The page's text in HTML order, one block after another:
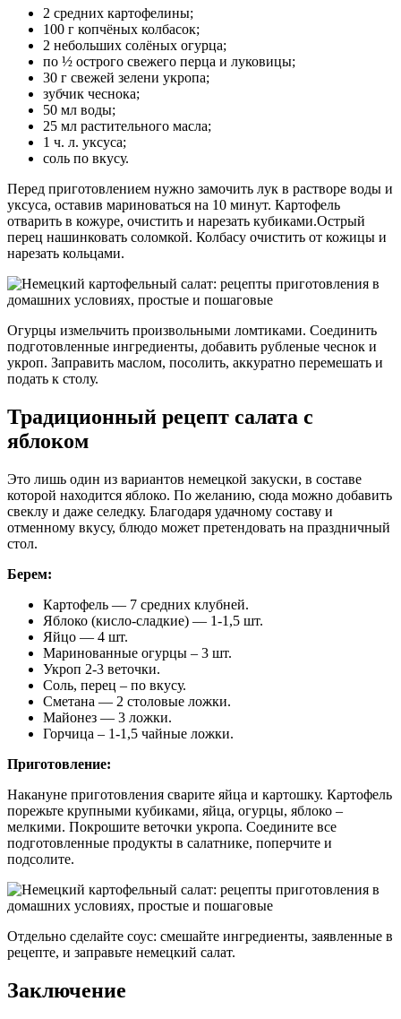
2 средних картофелины;
100 г копчёных колбасок;
2 небольших солёных огурца;
по ½ острого свежего перца и луковицы;
30 г свежей зелени укропа;
зубчик чеснока;
50 мл воды;
25 мл растительного масла;
1 ч. л. уксуса;
соль по вкусу.
Перед приготовлением нужно замочить лук в растворе воды и
уксуса, оставив мариноваться на 10 минут. Картофель
отварить в кожуре, очистить и нарезать кубиками.Острый
перец нашинковать соломкой. Колбасу очистить от кожицы и
нарезать кольцами.
Огурцы измельчить произвольными ломтиками. Соединить
подготовленные ингредиенты, добавить рубленые чеснок и
укроп. Заправить маслом, посолить, аккуратно перемешать и
подать к столу.
Традиционный рецепт салата с
яблоком
Это лишь один из вариантов немецкой закуски, в составе
которой находится яблоко. По желанию, сюда можно добавить
свеклу и даже селедку. Благодаря удачному составу и
отменному вкусу, блюдо может претендовать на праздничный
стол.
Берем:
Картофель — 7 средних клубней.
Яблоко (кисло-сладкие) — 1-1,5 шт.
Яйцо — 4 шт.
Маринованные огурцы – 3 шт.
Укроп 2-3 веточки.
Соль, перец – по вкусу.
Сметана — 2 столовые ложки.
Майонез — 3 ложки.
Горчица – 1-1,5 чайные ложки.
Приготовление:
Накануне приготовления сварите яйца и картошку. Картофель
порежьте крупными кубиками, яйца, огурцы, яблоко –
мелкими. Покрошите веточки укропа. Соедините все
подготовленные продукты в салатнике, поперчите и
подсолите.
Отдельно сделайте соус: смешайте ингредиенты, заявленные в
рецепте, и заправьте немецкий салат.
Заключение